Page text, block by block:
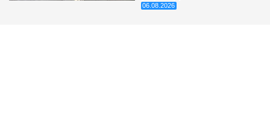
06.08.2026